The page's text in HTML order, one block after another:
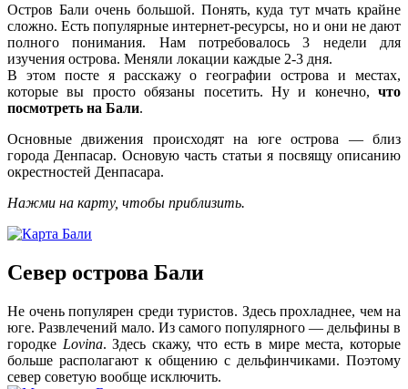
Остров Бали очень большой. Понять, куда тут мчать крайне
сложно. Есть популярные интернет-ресурсы, но и они не дают
полного понимания. Нам потребовалось 3 недели для
изучения острова. Меняли локации каждые 2-3 дня.
В этом посте я расскажу о географии острова и местах,
которые вы просто обязаны посетить. Ну и конечно, что
посмотреть на Бали.
Основные движения происходят на юге острова — близ
города Денпасар. Основую часть статьи я посвящу описанию
окрестностей Денпасара.
Нажми на карту, чтобы приблизить.
Север острова Бали
Не очень популярен среди туристов. Здесь прохладнее, чем на
юге. Развлечений мало. Из самого популярного — дельфины в
городке Lovina. Здесь скажу, что есть в мире места, которые
больше располагают к общению с дельфинчиками. Поэтому
север советую вообще исключить.